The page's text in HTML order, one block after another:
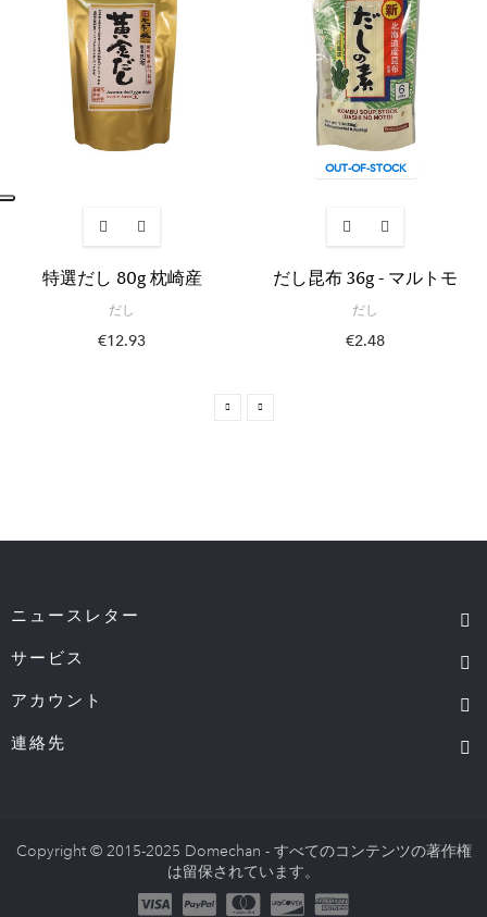
特選だし 80g 枕崎産
だし
€12.93
OUT-OF-STOCK
だし昆布 36g - マルトモ
だし
€2.48
ニュースレター
サービス
アカウント
連絡先
Copyright © 2015-2025 Domechan - すべてのコンテンツの著作権
は留保されています。